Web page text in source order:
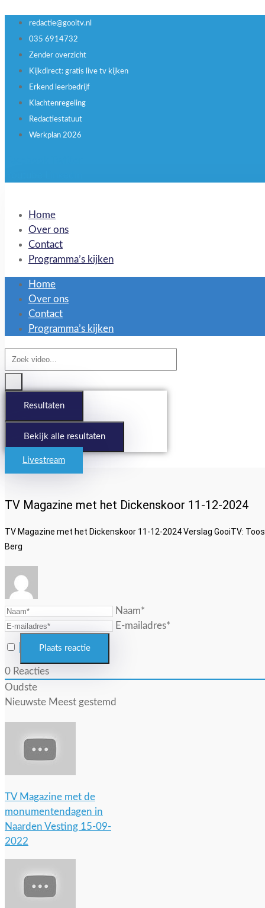
redactie@gooitv.nl
035 6914732
Zender overzicht
Kijkdirect: gratis live tv kijken
Erkend leerbedrijf
Klachtenregeling
Redactiestatuut
Werkplan 2026
Home
Over ons
Contact
Programma’s kijken
Home
Over ons
Contact
Programma’s kijken
Search
...
Resultaten
Bekijk alle resultaten
Livestream
TV Magazine met het Dickenskoor 11-12-2024
TV Magazine met het Dickenskoor 11-12-2024 Verslag GooiTV:
Berg
Naam*
E-mailadres*
0 Reacties
Oudste
Nieuwste Meest gestemd
TV Magazine met de
monumentendagen in
Naarden Vesting 15-09-
2022